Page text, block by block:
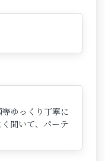
ゆっくり丁寧に
聞いて、パーテ